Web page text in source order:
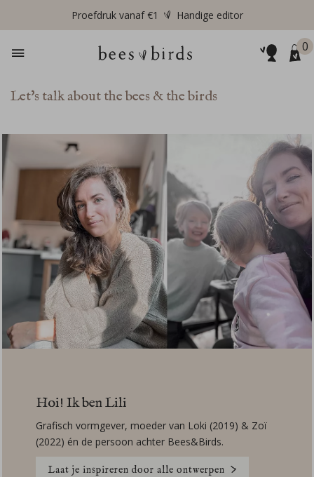
Proefdruk vanaf €1 Handige editor
0
Let's talk about the bees & the birds
Hoi! Ik ben Lili
Grafisch vormgever, moeder van Loki (2019) & Zoï
(2022) én de persoon achter Bees&Birds.
Laat je inspireren door alle ontwerpen